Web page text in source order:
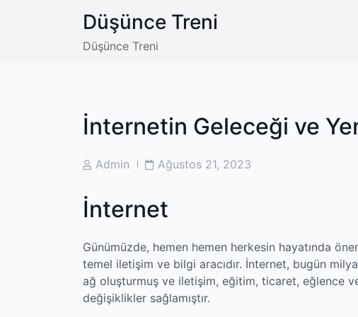
Düşünce Treni
Düşünce Treni
İnternetin Geleceği ve
PostAdmin
PostAğustos 21, 2023
İnternet
Günümüzde, hemen hemen herkesin hayatında
temel iletişim ve bilgi aracıdır. İnternet, bugün
ağ oluşturmuş ve iletişim, eğitim, ticaret, eğlence
değişiklikler sağlamıştır.